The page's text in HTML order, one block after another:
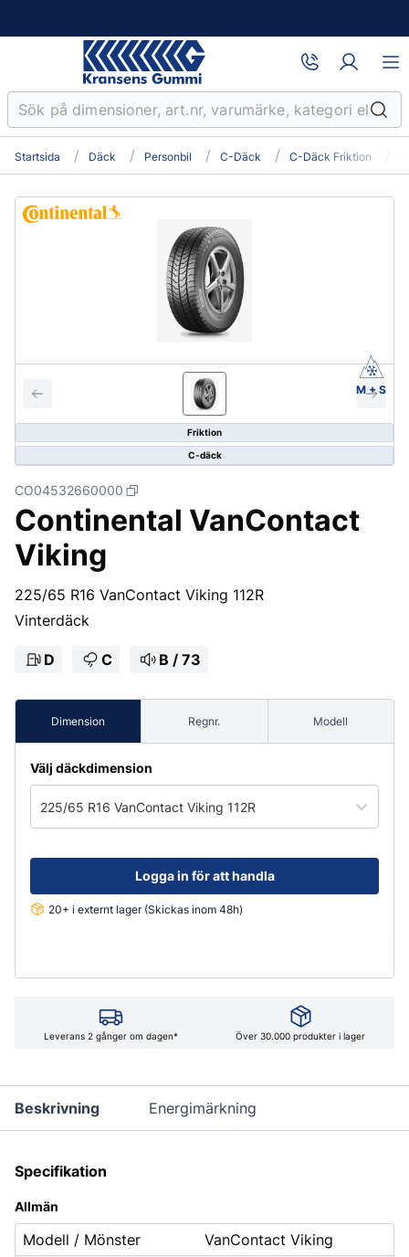
Startsida Däck Personbil C-Däck C-Däck Friktion
Friktion
C-däck
M + S
CO04532660000
Continental VanContact
Viking
225/65 R16 VanContact Viking 112R
Vinterdäck
D C B / 73
Dimension Regnr. Modell
Välj däckdimension
225/65 R16 VanContact Viking 112R
Logga in för att handla
20+ i externt lager (Skickas inom 48h)
Leverans 2 gånger om dagen* Över 30.000 produkter i lager
Beskrivning Energimärkning
Specifikation
Allmän
Modell / Mönster
VanContact Viking